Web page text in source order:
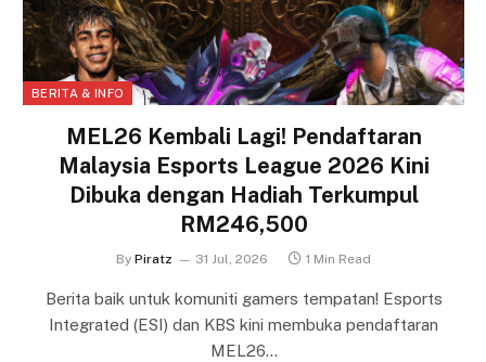
BERITA & INFO
MEL26 Kembali Lagi! Pendaftaran
Malaysia Esports League 2026 Kini
Dibuka dengan Hadiah Terkumpul
RM246,500
By Piratz 31 Jul, 2026 1 Min Read
Berita baik untuk komuniti gamers tempatan! Esports
Integrated (ESI) dan KBS kini membuka pendaftaran
MEL26…